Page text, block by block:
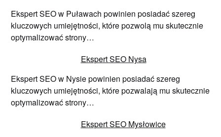
Ekspert SEO w Puławach powinien posiadać szereg
kluczowych umiejętności, które pozwolą mu skutecznie
optymalizować strony…
Ekspert SEO Nysa
Ekspert SEO w Nysie powinien posiadać szereg
kluczowych umiejętności, które pozwalają mu skutecznie
optymalizować strony…
Ekspert SEO Mysłowice